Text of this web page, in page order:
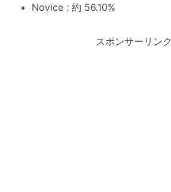
Novice : 約 56.10%
スポンサーリンク